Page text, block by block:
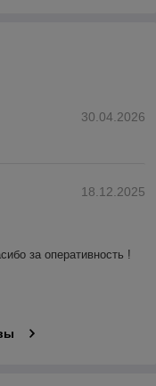
30.04.2026
18.12.2025
за оперативность !